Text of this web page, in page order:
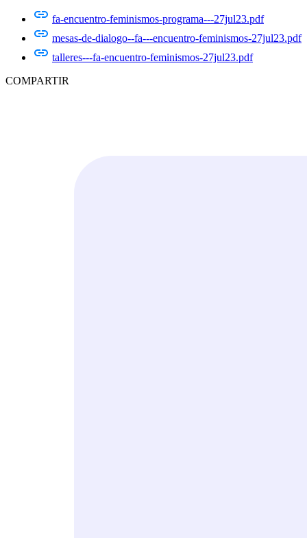
fa-encuentro-feminismos-programa---27jul23.pdf
mesas-de-dialogo--fa---encuentro-feminismos-27jul23.pdf
talleres---fa-encuentro-feminismos-27jul23.pdf
COMPARTIR